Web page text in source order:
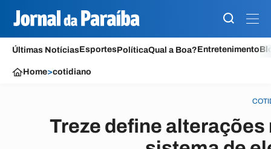
Últimas NotíciasEsportesPolíticaQual a Boa?Entretenimento
Home>cotidiano
Treze define